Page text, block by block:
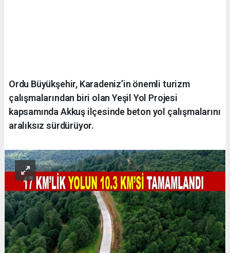
Ordu Büyükşehir, Karadeniz’in önemli turizm
çalışmalarından biri olan Yeşil Yol Projesi
kapsamında Akkuş ilçesinde beton yol çalışmalarını
aralıksız sürdürüyor.